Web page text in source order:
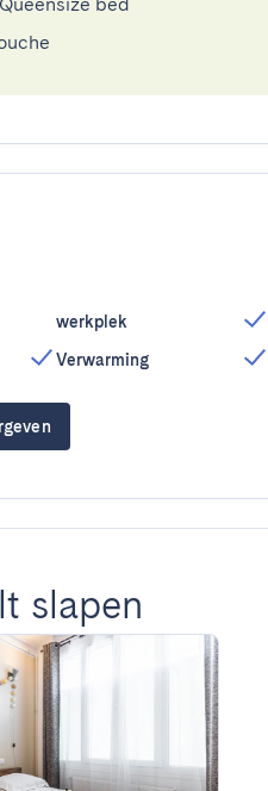
werkplek
Verwarming
slapen